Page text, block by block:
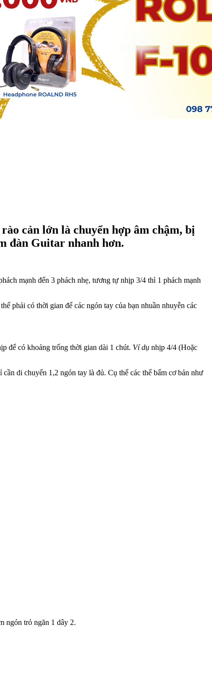
cản lớn là chuyển hợp âm chậm, bị
đàn Guitar nhanh hơn.
mạnh đến 3 phách nhẹ, tương tự nhịp 3/4 thì 1 phách mạnh
phải có thời gian để các ngón tay của bạn nhuần nhuyễn các
để có khoảng trống thời gian dài 1 chút. Ví dụ nhịp 4/4 (Hoặc
di chuyển 1,2 ngón tay là đủ. Cụ thể các thế bấm cơ bản như
ngón trỏ ngăn 1 dây 2.